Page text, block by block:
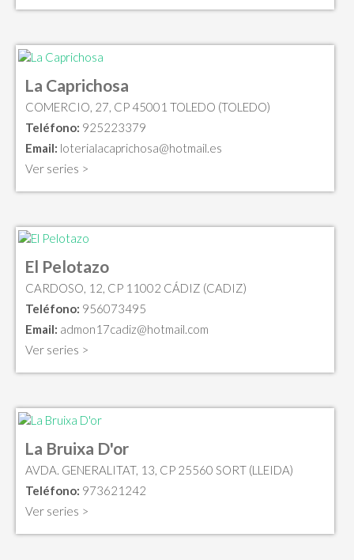
La Caprichosa
COMERCIO, 27, CP 45001 TOLEDO (TOLEDO)
Teléfono: 925223379
Email: loterialacaprichosa@hotmail.es
Ver series >
El Pelotazo
CARDOSO, 12, CP 11002 CÁDIZ (CADIZ)
Teléfono: 956073495
Email: admon17cadiz@hotmail.com
Ver series >
La Bruixa D'or
AVDA. GENERALITAT, 13, CP 25560 SORT (LLEIDA)
Teléfono: 973621242
Ver series >